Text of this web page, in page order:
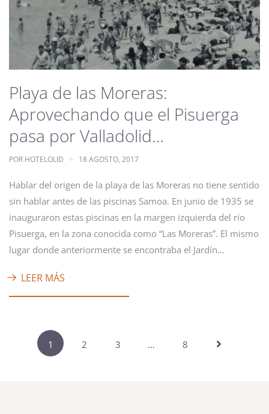
Playa de las Moreras:
Aprovechando que el Pisuerga
pasa por Valladolid…
POR HOTELOLID 18 AGOSTO, 2017
Hablar del origen de la playa de las Moreras no tiene sentido
sin hablar antes de las piscinas Samoa. En junio de 1935 se
inauguraron estas piscinas en la margen izquierda del río
Pisuerga, en la zona conocida como “Las Moreras”. El mismo
lugar donde anteriormente se encontraba el Jardín…
LEER MÁS
1 2 3 … 8